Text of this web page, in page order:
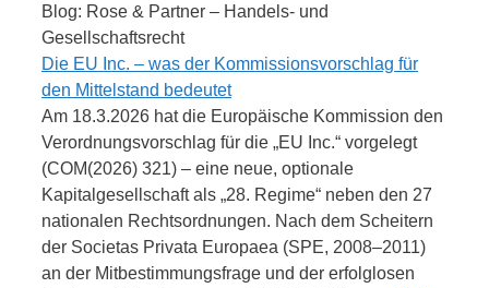
Blog: Rose & Partner – Handels- und
Gesellschaftsrecht
Die EU Inc. – was der Kommissionsvorschlag für
den Mittelstand bedeutet
Am 18.3.2026 hat die Europäische Kommission den
Verordnungsvorschlag für die „EU Inc.“ vorgelegt
(COM(2026) 321) – eine neue, optionale
Kapitalgesellschaft als „28. Regime“ neben den 27
nationalen Rechtsordnungen. Nach dem Scheitern
der Societas Privata Europaea (SPE, 2008–2011)
an der Mitbestimmungsfrage und der erfolglosen